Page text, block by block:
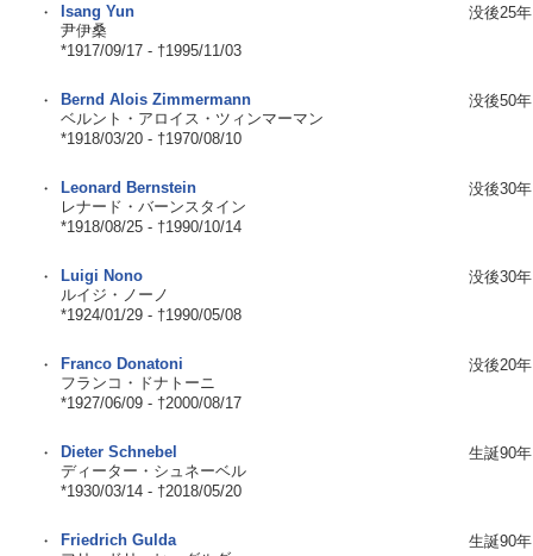
・
Isang Yun
尹伊桑
*1917/09/17 - †1995/11/03
没後25年
・
Bernd Alois Zimmermann
ベルント・アロイス・ツィンマーマン
*1918/03/20 - †1970/08/10
没後50年
・
Leonard Bernstein
レナード・バーンスタイン
*1918/08/25 - †1990/10/14
没後30年
・
Luigi Nono
ルイジ・ノーノ
*1924/01/29 - †1990/05/08
没後30年
・
Franco Donatoni
フランコ・ドナトーニ
*1927/06/09 - †2000/08/17
没後20年
・
Dieter Schnebel
ディーター・シュネーベル
*1930/03/14 - †2018/05/20
生誕90年
・
Friedrich Gulda
生誕90